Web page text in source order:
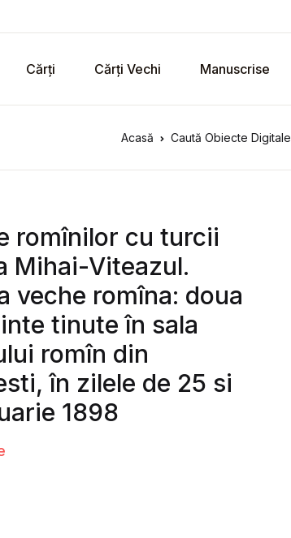
Cărți Cărți Vechi Manuscrise
Acasă Caută Obiecte Digitale
romînilor cu turcii
Mihai-Viteazul.
veche romîna: doua
tinute în sala
romîn din
în zilele de 25 si
1898